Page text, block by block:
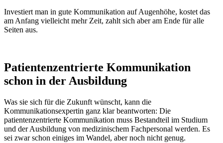
Investiert man in gute Kommunikation auf Augenhöhe, kostet das
am Anfang vielleicht mehr Zeit, zahlt sich aber am Ende für alle
Seiten aus.
Patientenzentrierte Kommunikation
schon in der Ausbildung
Was sie sich für die Zukunft wünscht, kann die
Kommunikationsexpertin ganz klar beantworten: Die
patientenzentrierte Kommunikation muss Bestandteil im Studium
und der Ausbildung von medizinischem Fachpersonal werden. Es
sei zwar schon einiges im Wandel, aber noch nicht genug.